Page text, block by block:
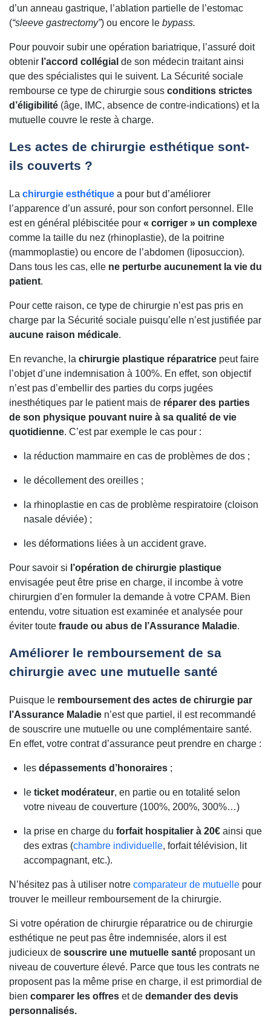
d’un anneau gastrique, l’ablation partielle de l’estomac
(“sleeve gastrectomy”) ou encore le bypass.
Pour pouvoir subir une opération bariatrique, l’assuré doit
obtenir l’accord collégial de son médecin traitant ainsi
que des spécialistes qui le suivent. La Sécurité sociale
rembourse ce type de chirurgie sous conditions strictes
d’éligibilité (âge, IMC, absence de contre-indications) et la
mutuelle couvre le reste à charge.
Les actes de chirurgie esthétique sont-
ils couverts ?
La chirurgie esthétique a pour but d’améliorer
l’apparence d’un assuré, pour son confort personnel. Elle
est en général plébiscitée pour « corriger » un complexe
comme la taille du nez (rhinoplastie), de la poitrine
(mammoplastie) ou encore de l’abdomen (liposuccion).
Dans tous les cas, elle ne perturbe aucunement la vie du
patient.
Pour cette raison, ce type de chirurgie n’est pas pris en
charge par la Sécurité sociale puisqu’elle n’est justifiée par
aucune raison médicale.
En revanche, la chirurgie plastique réparatrice peut faire
l’objet d’une indemnisation à 100%. En effet, son objectif
n’est pas d’embellir des parties du corps jugées
inesthétiques par le patient mais de réparer des parties
de son physique pouvant nuire à sa qualité de vie
quotidienne. C’est par exemple le cas pour :
la réduction mammaire en cas de problèmes de dos ;
le décollement des oreilles ;
la rhinoplastie en cas de problème respiratoire (cloison
nasale déviée) ;
les déformations liées à un accident grave.
Pour savoir si l’opération de chirurgie plastique
envisagée peut être prise en charge, il incombe à votre
chirurgien d’en formuler la demande à votre CPAM. Bien
entendu, votre situation est examinée et analysée pour
éviter toute fraude ou abus de l’Assurance Maladie.
Améliorer le remboursement de sa
chirurgie avec une mutuelle santé
Puisque le remboursement des actes de chirurgie par
l’Assurance Maladie n’est que partiel, il est recommandé
de souscrire une mutuelle ou une complémentaire santé.
En effet, votre contrat d’assurance peut prendre en charge :
les dépassements d’honoraires ;
le ticket modérateur, en partie ou en totalité selon
votre niveau de couverture (100%, 200%, 300%…)
la prise en charge du forfait hospitalier à 20€ ainsi que
des extras (chambre individuelle, forfait télévision, lit
accompagnant, etc.).
N’hésitez pas à utiliser notre comparateur de mutuelle pour
trouver le meilleur remboursement de la chirurgie.
Si votre opération de chirurgie réparatrice ou de chirurgie
esthétique ne peut pas être indemnisée, alors il est
judicieux de souscrire une mutuelle santé proposant un
niveau de couverture élevé. Parce que tous les contrats ne
proposent pas la même prise en charge, il est primordial de
bien comparer les offres et de demander des devis
personnalisés.